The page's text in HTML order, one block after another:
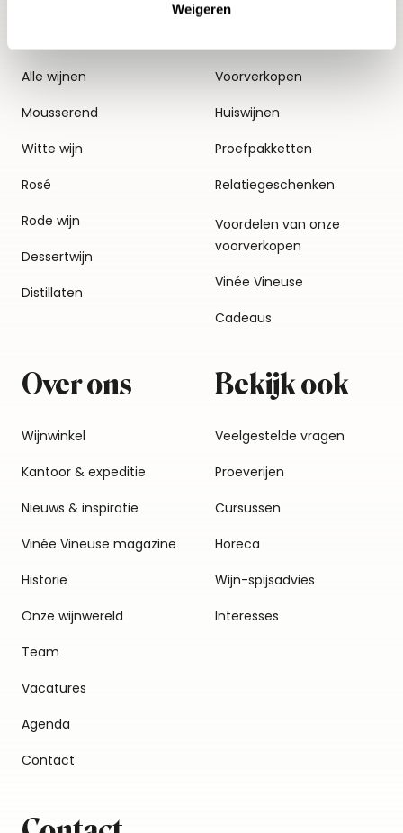
Weigeren
Alle wijnen
Mousserend
Witte wijn
Rosé
Rode wijn
Dessertwijn
Distillaten
Thema's
Voorverkopen
Huiswijnen
Proefpakketten
Relatiegeschenken
Voordelen van onze
voorverkopen
Vinée Vineuse
Cadeaus
Over ons
Wijnwinkel
Kantoor & expeditie
Nieuws & inspiratie
Vinée Vineuse magazine
Historie
Onze wijnwereld
Team
Vacatures
Agenda
Contact
Bekijk ook
Veelgestelde vragen
Proeverijen
Cursussen
Horeca
Wijn-spijsadvies
Interesses